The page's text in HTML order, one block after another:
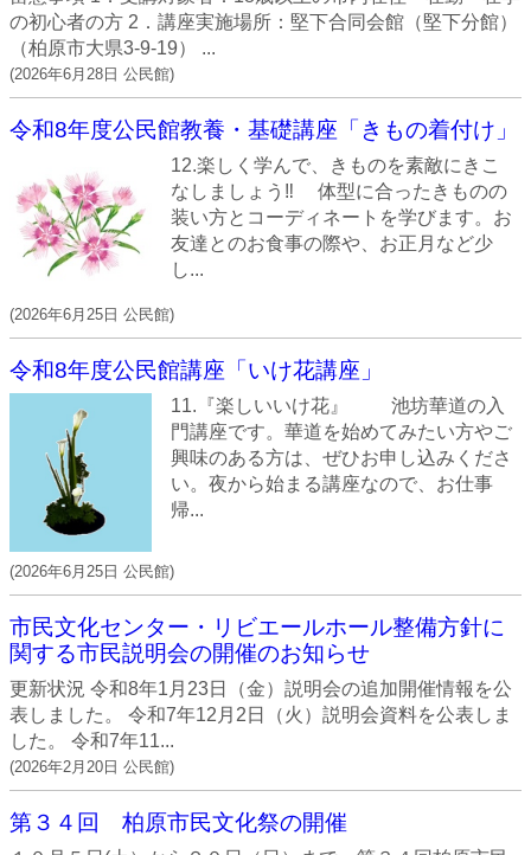
の初心者の方 2．講座実施場所：堅下合同会館（堅下分館）
（柏原市大県3-9-19） ...
(2026年6月28日 公民館)
令和8年度公民館教養・基礎講座「きもの着付け」
12.楽しく学んで、きものを素敵にきこ
なしましょう‼ 体型に合ったきものの
装い方とコーディネートを学びます。お
友達とのお食事の際や、お正月など少
し...
(2026年6月25日 公民館)
令和8年度公民館講座「いけ花講座」
11.『楽しいいけ花』 池坊華道の入
門講座です。華道を始めてみたい方やご
興味のある方は、ぜひお申し込みくださ
い。夜から始まる講座なので、お仕事
帰...
(2026年6月25日 公民館)
市民文化センター・リビエールホール整備方針に
関する市民説明会の開催のお知らせ
更新状況 令和8年1月23日（金）説明会の追加開催情報を公
表しました。 令和7年12月2日（火）説明会資料を公表しま
した。 令和7年11...
(2026年2月20日 公民館)
第３４回 柏原市民文化祭の開催